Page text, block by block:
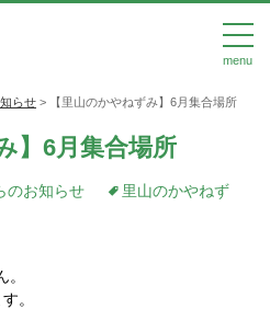
menu
らせ > 【里山のかやねずみ】6月集合場所
】6月集合場所
のお知らせ
里山のかやねず
。